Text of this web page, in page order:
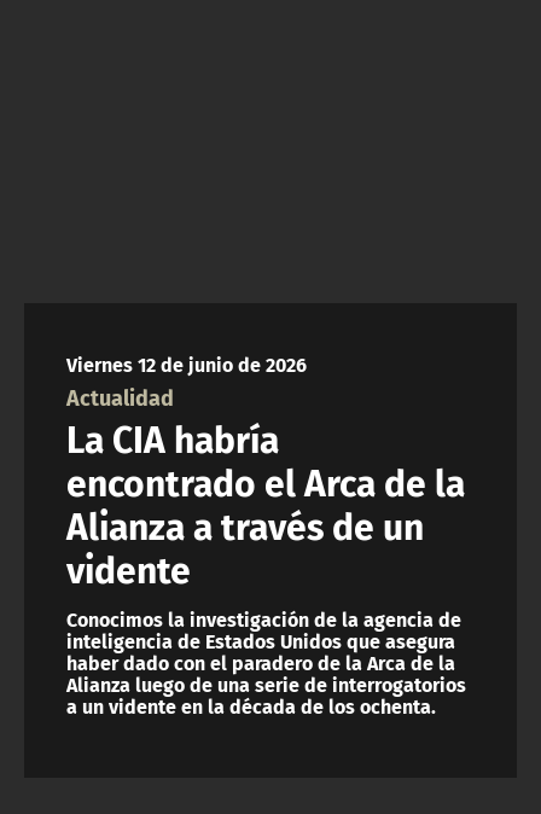
Viernes 12 de junio de 2026
Actualidad
La CIA habría
encontrado el Arca de la
Alianza a través de un
vidente
Conocimos la investigación de la agencia de
inteligencia de Estados Unidos que asegura
haber dado con el paradero de la Arca de la
Alianza luego de una serie de interrogatorios
a un vidente en la década de los ochenta.